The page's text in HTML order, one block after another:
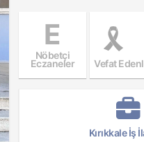
E
Nöbetçi
Eczaneler Vefat
Kırıkkale İş